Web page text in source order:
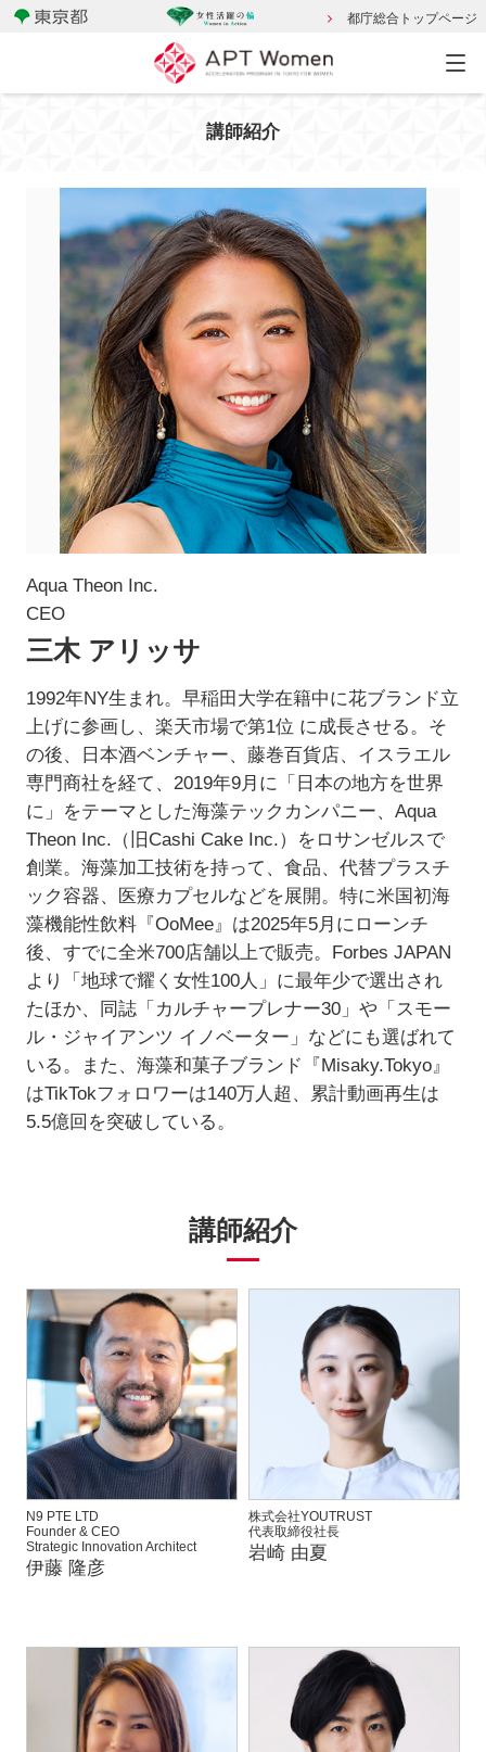
都庁総合トップページ
講師紹介
Aqua Theon Inc.
CEO
三木 アリッサ
1992年NY生まれ。早稲田大学在籍中に花ブランド立
上げに参画し、楽天市場で第1位 に成長させる。そ
の後、日本酒ベンチャー、藤巻百貨店、イスラエル
専門商社を経て、2019年9月に「日本の地方を世界
に」をテーマとした海藻テックカンパニー、Aqua
Theon Inc.（旧Cashi Cake Inc.）をロサンゼルスで
創業。海藻加工技術を持って、食品、代替プラスチ
ック容器、医療カプセルなどを展開。特に米国初海
藻機能性飲料『OoMee』は2025年5月にローンチ
後、すでに全米700店舗以上で販売。Forbes JAPAN
より「地球で耀く女性100人」に最年少で選出され
たほか、同誌「カルチャープレナー30」や「スモー
ル・ジャイアンツ イノベーター」などにも選ばれて
いる。また、海藻和菓子ブランド『Misaky.Tokyo』
はTikTokフォロワーは140万人超、累計動画再生は
5.5億回を突破している。
講師紹介
N9 PTE LTD
Founder & CEO
Strategic Innovation Architect
伊藤 隆彦
株式会社YOUTRUST
代表取締役社長
岩崎 由夏